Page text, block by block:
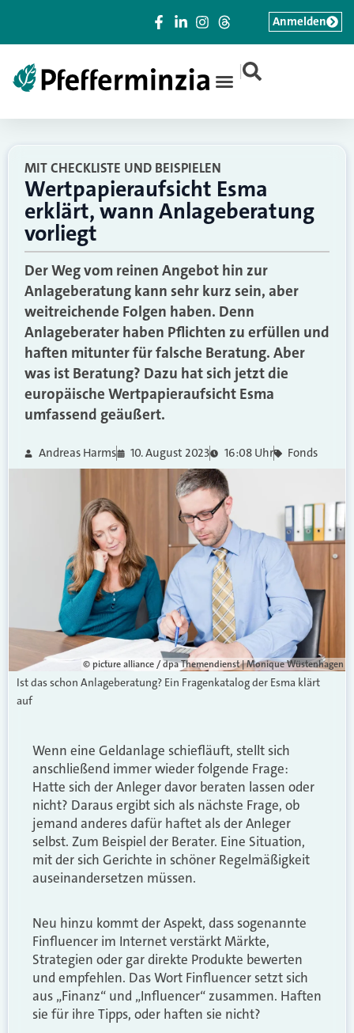
|
Anmelden
MIT CHECKLISTE UND BEISPIELEN
Wertpapieraufsicht Esma
erklärt, wann Anlageberatung
vorliegt
Der Weg vom reinen Angebot hin zur
Anlageberatung kann sehr kurz sein, aber
weitreichende Folgen haben. Denn
Anlageberater haben Pflichten zu erfüllen und
haften mitunter für falsche Beratung. Aber
was ist Beratung? Dazu hat sich jetzt die
europäische Wertpapieraufsicht Esma
umfassend geäußert.
Andreas Harms 10. August 2023 16:08 Uhr Fonds
© picture alliance / dpa Themendienst | Monique Wüstenhagen
Ist das schon Anlageberatung? Ein Fragenkatalog der Esma klärt
auf
Wenn eine Geldanlage schiefläuft, stellt sich
anschließend immer wieder folgende Frage:
Hatte sich der Anleger davor beraten lassen oder
nicht? Daraus ergibt sich als nächste Frage, ob
jemand anderes dafür haftet als der Anleger
selbst. Zum Beispiel der Berater. Eine Situation,
mit der sich Gerichte in schöner Regelmäßigkeit
auseinandersetzen müssen.
Neu hinzu kommt der Aspekt, dass sogenannte
Finfluencer im Internet verstärkt Märkte,
Strategien oder gar direkte Produkte bewerten
und empfehlen. Das Wort Finfluencer setzt sich
aus „Finanz“ und „Influencer“ zusammen. Haften
sie für ihre Tipps, oder haften sie nicht?